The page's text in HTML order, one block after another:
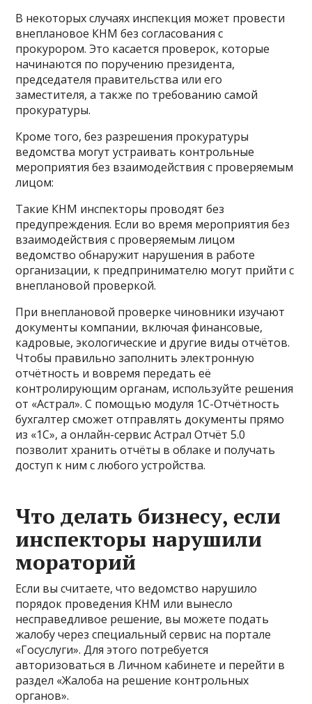
В некоторых случаях инспекция может провести
внеплановое КНМ без согласования с
прокурором. Это касается проверок, которые
начинаются по поручению президента,
председателя правительства или его
заместителя, а также по требованию самой
прокуратуры.
Кроме того, без разрешения прокуратуры
ведомства могут устраивать контрольные
мероприятия без взаимодействия с проверяемым
лицом:
Такие КНМ инспекторы проводят без
предупреждения. Если во время мероприятия без
взаимодействия с проверяемым лицом
ведомство обнаружит нарушения в работе
организации, к предпринимателю могут прийти с
внеплановой проверкой.
При внеплановой проверке чиновники изучают
документы компании, включая финансовые,
кадровые, экологические и другие виды отчётов.
Чтобы правильно заполнить электронную
отчётность и вовремя передать её
контролирующим органам, используйте решения
от «Астрал». С помощью модуля 1С-Отчётность
бухгалтер сможет отправлять документы прямо
из «1С», а онлайн-сервис Астрал Отчёт 5.0
позволит хранить отчёты в облаке и получать
доступ к ним с любого устройства.
Что делать бизнесу, если
инспекторы нарушили
мораторий
Если вы считаете, что ведомство нарушило
порядок проведения КНМ или вынесло
несправедливое решение, вы можете подать
жалобу через специальный сервис на портале
«Госуслуги». Для этого потребуется
авторизоваться в Личном кабинете и перейти в
раздел «Жалоба на решение контрольных
органов».